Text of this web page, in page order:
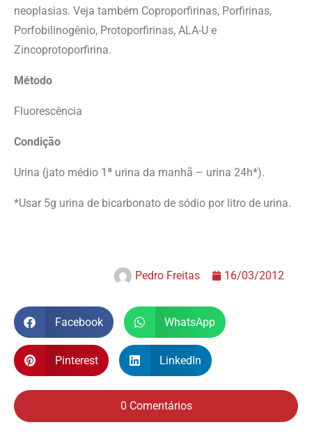
neoplasias. Veja também Coproporfirinas, Porfirinas,
Porfobilinogênio, Protoporfirinas, ALA-U e
Zincoprotoporfirina.
Método
Fluorescência
Condição
Urina (jato médio 1ª urina da manhã – urina 24h*).
*Usar 5g urina de bicarbonato de sódio por litro de urina.
Pedro Freitas 16/03/2012
Facebook WhatsApp
Pinterest LinkedIn
0 Comentários